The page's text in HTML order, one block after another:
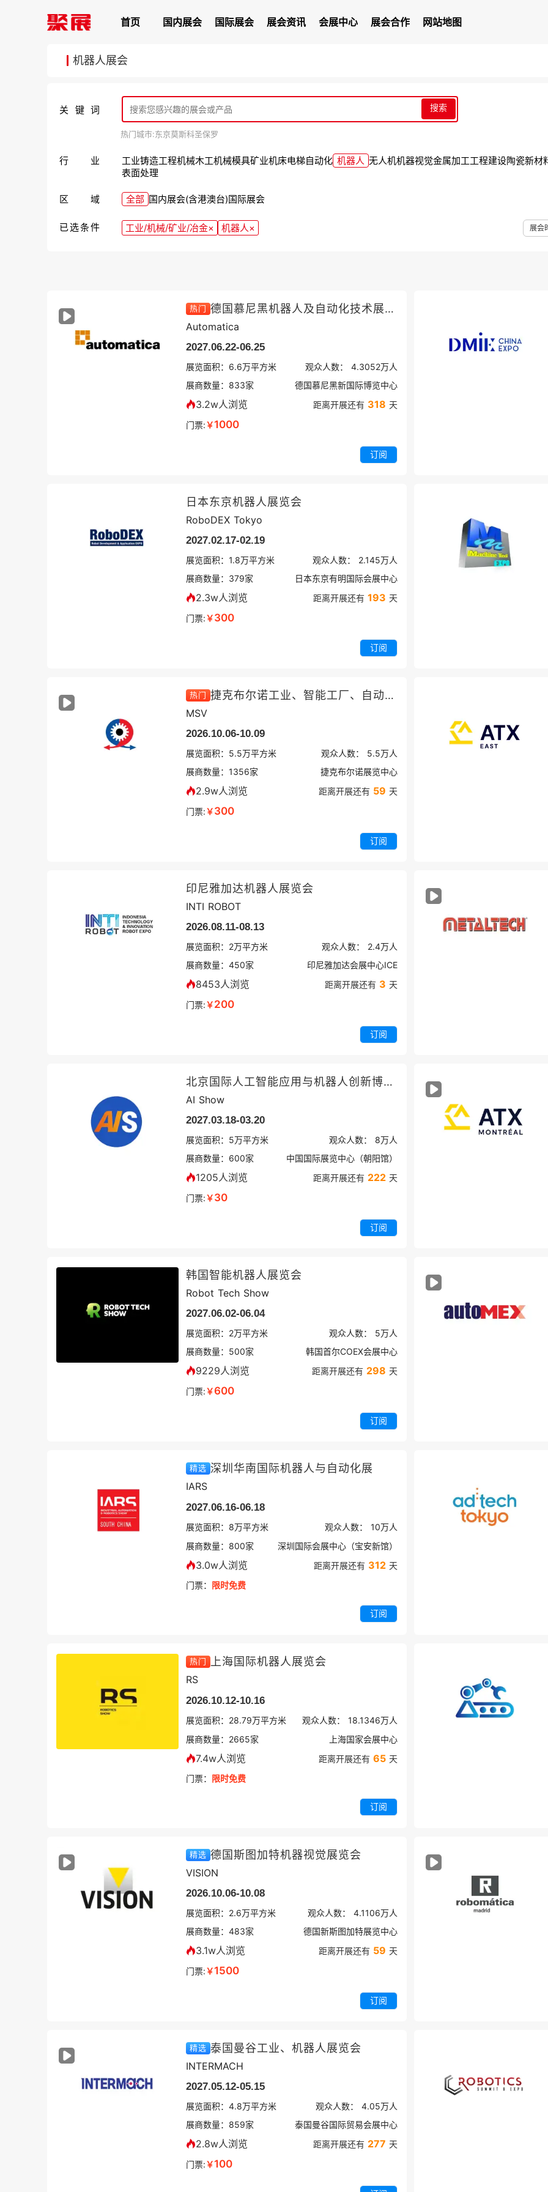
首页 国内展会 国际展会 展会资讯 会展中心 展会合作 网站地图
机器人展会
热门 德国慕尼黑机器人及自动化技术展览会
Automatica
2027.06.22-06.25
展览面积： 6.6万平方米 观众人数： 4.3052万人
展商数量： 833家 德国慕尼黑新国际博览中心
3.2w人浏览 距离开展还有 318 天
门票:￥1000
订阅
日本东京机器人展览会
RoboDEX Tokyo
2027.02.17-02.19
展览面积： 1.8万平方米 观众人数： 2.145万人
展商数量： 379家 日本东京有明国际会展中心
2.3w人浏览 距离开展还有 193 天
门票:￥300
订阅
热门 捷克布尔诺工业、智能工厂、自动化、机器人展览会
MSV
2026.10.06-10.09
展览面积： 5.5万平方米 观众人数： 5.5万人
展商数量： 1356家 捷克布尔诺展览中心
2.9w人浏览 距离开展还有 59 天
门票:￥300
订阅
印尼雅加达机器人展览会
INTI ROBOT
2026.08.11-08.13
展览面积： 2万平方米 观众人数： 2.4万人
展商数量： 450家 印尼雅加达会展中心ICE
8453人浏览 距离开展还有 3 天
门票:￥200
订阅
北京国际人工智能应用与机器人创新博览会
AI Show
2027.03.18-03.20
展览面积： 5万平方米 观众人数： 8万人
展商数量： 600家 中国国际展览中心（朝阳馆）
1205人浏览 距离开展还有 222 天
门票:￥30
订阅
韩国智能机器人展览会
Robot Tech Show
2027.06.02-06.04
展览面积： 2万平方米 观众人数： 5万人
展商数量： 500家 韩国首尔COEX会展中心
9229人浏览 距离开展还有 298 天
门票:￥600
订阅
精选 深圳华南国际机器人与自动化展
IARS
2027.06.16-06.18
展览面积： 8万平方米 观众人数： 10万人
展商数量： 800家 深圳国际会展中心（宝安新馆）
3.0w人浏览 距离开展还有 312 天
门票： 限时免费
订阅
热门 上海国际机器人展览会
RS
2026.10.12-10.16
展览面积： 28.79万平方米 观众人数： 18.1346万人
展商数量： 2665家 上海国家会展中心
7.4w人浏览 距离开展还有 65 天
门票： 限时免费
订阅
精选 德国斯图加特机器视觉展览会
VISION
2026.10.06-10.08
展览面积： 2.6万平方米 观众人数： 4.1106万人
展商数量： 483家 德国新斯图加特展览中心
3.1w人浏览 距离开展还有 59 天
门票:￥1500
订阅
精选 泰国曼谷工业、机器人展览会
INTERMACH
2027.05.12-05.15
展览面积： 4.8万平方米 观众人数： 4.05万人
展商数量： 859家 泰国曼谷国际贸易会展中心
2.8w人浏览 距离开展还有 277 天
门票:￥100
关键词 搜索
热门城市:东京莫斯科圣保罗
行业 工业铸造工程机械木工机械模具矿业机床电梯自动化 机器人 无人机机器视觉金属加工工程建设陶瓷新材
表面处理
区域 全部 国内展会(含港澳台)国际展会
已选条件 工业/机械/矿业/冶金× 机器人× 展会